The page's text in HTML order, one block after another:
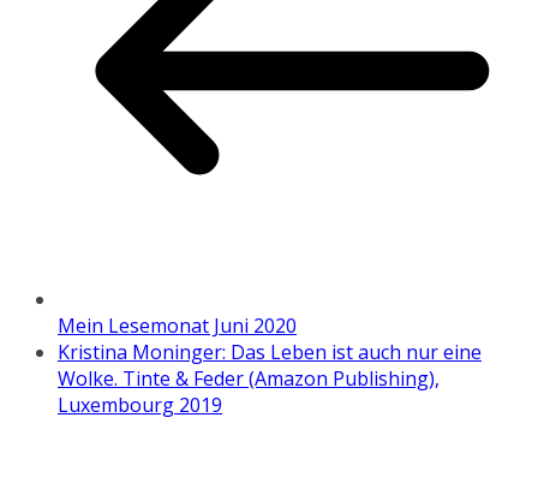
Mein Lesemonat Juni 2020
Kristina Moninger: Das Leben ist auch nur eine
Wolke. Tinte & Feder (Amazon Publishing),
Luxembourg 2019